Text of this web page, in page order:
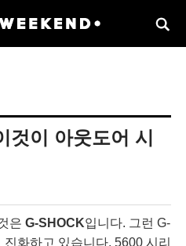
이 아웃도어 시
은 G-SHOCK입니다. 그런 G-
화하고 있습니다. 5600 시리